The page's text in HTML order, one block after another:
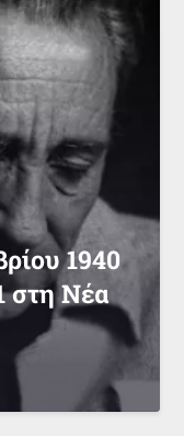
1940
στη Νέα